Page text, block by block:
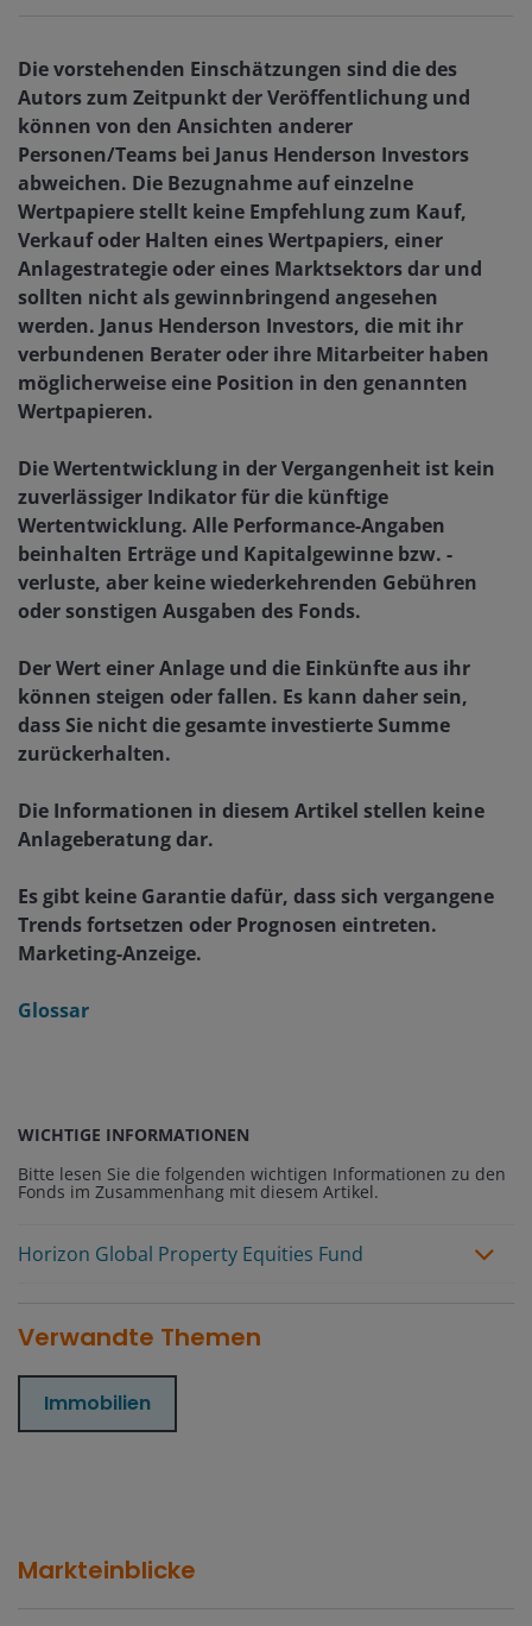
Die vorstehenden Einschätzungen sind die des
Autors zum Zeitpunkt der Veröffentlichung und
können von den Ansichten anderer
Personen/Teams bei Janus Henderson Investors
abweichen. Die Bezugnahme auf einzelne
Wertpapiere stellt keine Empfehlung zum Kauf,
Verkauf oder Halten eines Wertpapiers, einer
Anlagestrategie oder eines Marktsektors dar und
sollten nicht als gewinnbringend angesehen
werden. Janus Henderson Investors, die mit ihr
verbundenen Berater oder ihre Mitarbeiter haben
möglicherweise eine Position in den genannten
Wertpapieren.
Die Wertentwicklung in der Vergangenheit ist kein
zuverlässiger Indikator für die künftige
Wertentwicklung. Alle Performance-Angaben
beinhalten Erträge und Kapitalgewinne bzw. -
verluste, aber keine wiederkehrenden Gebühren
oder sonstigen Ausgaben des Fonds.
Der Wert einer Anlage und die Einkünfte aus ihr
können steigen oder fallen. Es kann daher sein,
dass Sie nicht die gesamte investierte Summe
zurückerhalten.
Die Informationen in diesem Artikel stellen keine
Anlageberatung dar.
Es gibt keine Garantie dafür, dass sich vergangene
Trends fortsetzen oder Prognosen eintreten.
Marketing-Anzeige.
Glossar
WICHTIGE INFORMATIONEN
Bitte lesen Sie die folgenden wichtigen Informationen zu den
Fonds im Zusammenhang mit diesem Artikel.
Horizon Global Property Equities Fund
Verwandte Themen
Immobilien
Markteinblicke